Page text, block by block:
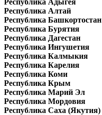
Республика Адыгея
Республика Алтай
Республика Башкортостан
Республика Бурятия
Республика Дагестан
Республика Ингушетия
Республика Калмыкия
Республика Карелия
Республика Коми
Республика Крым
Республика Марий Эл
Республика Мордовия
Республика Саха (Якутия)